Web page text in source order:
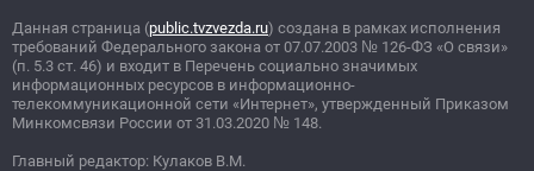
Данная страница (public.tvzvezda.ru) создана в рамках исполнения
требований Федерального закона от 07.07.2003 № 126-ФЗ «О связи»
(п. 5.3 ст. 46) и входит в Перечень социально значимых
информационных ресурсов в информационно-
телекоммуникационной сети «Интернет», утвержденный Приказом
Минкомсвязи России от 31.03.2020 № 148.
Главный редактор: Кулаков В.М.